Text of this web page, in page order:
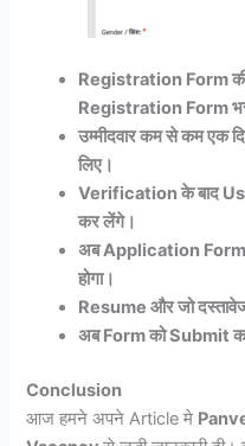
Registration Form की
Registration Form
उम्मीदवार कम से कम एक
लिए।
Verification के बाद
कर लेंगे।
अब Application Form
होगा।
Resume और जो
अब Form को Submit
Conclusion
आज हमने अपने Article मे